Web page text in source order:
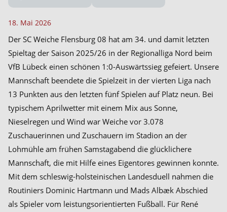
18. Mai 2026
Der SC Weiche Flensburg 08 hat am 34. und damit letzten
Spieltag der Saison 2025/26 in der Regionalliga Nord beim
VfB Lübeck einen schönen 1:0-Auswärtssieg gefeiert. Unsere
Mannschaft beendete die Spielzeit in der vierten Liga nach
13 Punkten aus den letzten fünf Spielen auf Platz neun. Bei
typischem Aprilwetter mit einem Mix aus Sonne,
Nieselregen und Wind war Weiche vor 3.078
Zuschauerinnen und Zuschauern im Stadion an der
Lohmühle am frühen Samstagabend die glücklichere
Mannschaft, die mit Hilfe eines Eigentores gewinnen konnte.
Mit dem schleswig-holsteinischen Landesduell nahmen die
Routiniers Dominic Hartmann und Mads Albæk Abschied
als Spieler vom leistungsorientierten Fußball. Für René